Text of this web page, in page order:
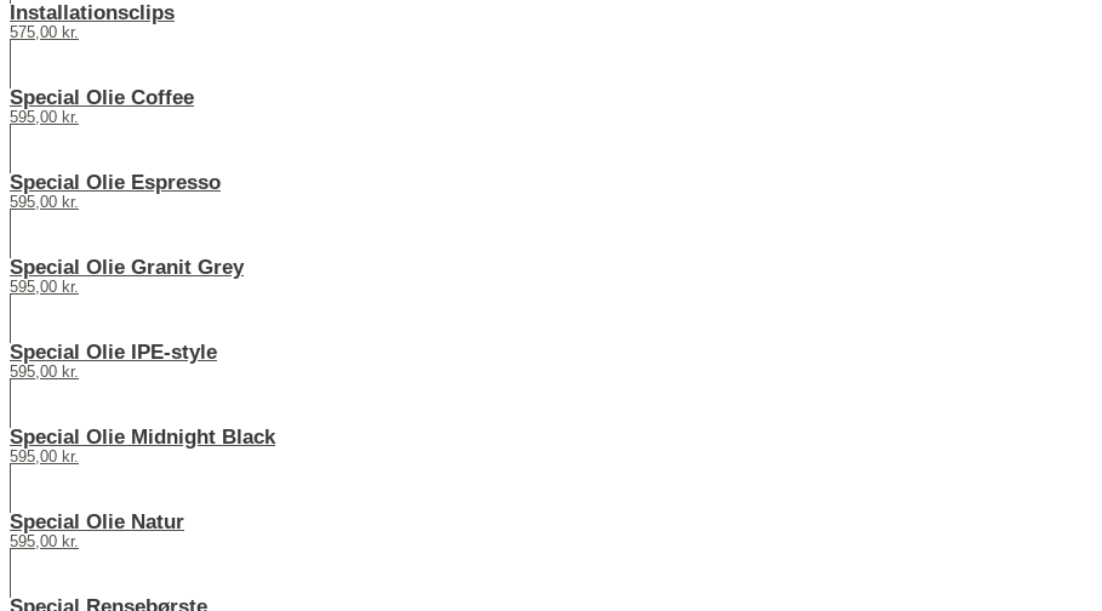
Installationsclips
575,00 kr.
Special Olie Coffee
595,00 kr.
Special Olie Espresso
595,00 kr.
Special Olie Granit Grey
595,00 kr.
Special Olie IPE-style
595,00 kr.
Special Olie Midnight Black
595,00 kr.
Special Olie Natur
595,00 kr.